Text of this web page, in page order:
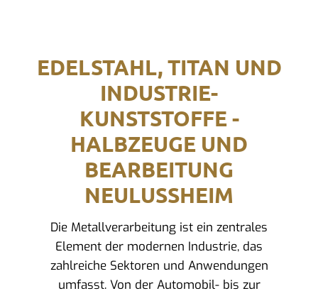
EDELSTAHL, TITAN UND
INDUSTRIE-
KUNSTSTOFFE -
HALBZEUGE UND
BEARBEITUNG
NEULUSSHEIM
Die Metallverarbeitung ist ein zentrales
Element der modernen Industrie, das
zahlreiche Sektoren und Anwendungen
umfasst. Von der Automobil- bis zur